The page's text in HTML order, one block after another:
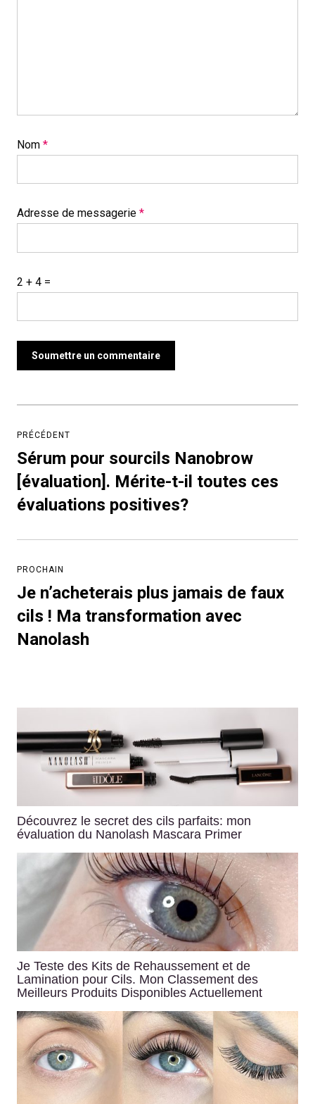
Nom *
Adresse de messagerie *
2 + 4 =
de
l’article
PRÉCÉDENT
Article
précédent:
Sérum pour sourcils Nanobrow
[évaluation]. Mérite-t-il toutes ces
évaluations positives?
PROCHAIN
Article
suivant:
Je n’acheterais plus jamais de faux
cils ! Ma transformation avec
Nanolash
Découvrez le secret des cils parfaits: mon
évaluation du Nanolash Mascara Primer
Je Teste des Kits de Rehaussement et de
Lamination pour Cils. Mon Classement des
Meilleurs Produits Disponibles Actuellement